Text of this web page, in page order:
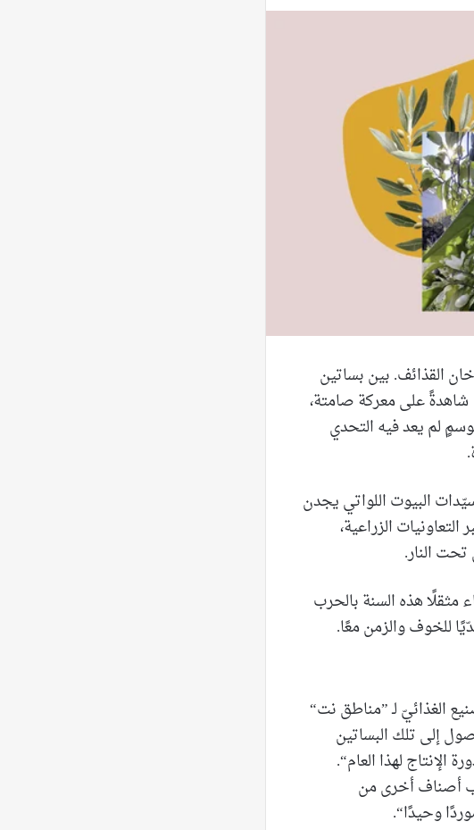
القذائف. بين بساتين
شاهدةً على معركة صامتة،
لم يعد فيه التحدي
البيوت اللواتي يجدن
الزراعية،
النار.
مثقلًا هذه السنة بالحرب
للخوف والزمن معًا.
الغذائيّ لـ ”مناطق نت“
إلى تلك البساتين
لهذا العام“.
أصناف أخرى من
وحيدًا“.